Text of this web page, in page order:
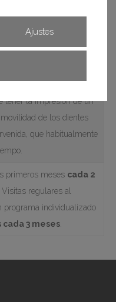
de tratamiento
y le recetaremos un
tener la impresión de un
de los dientes
que habitualmente
primeros meses cada 2
Visitas regulares al
programa individualizado
cada 3 meses
Ajustes